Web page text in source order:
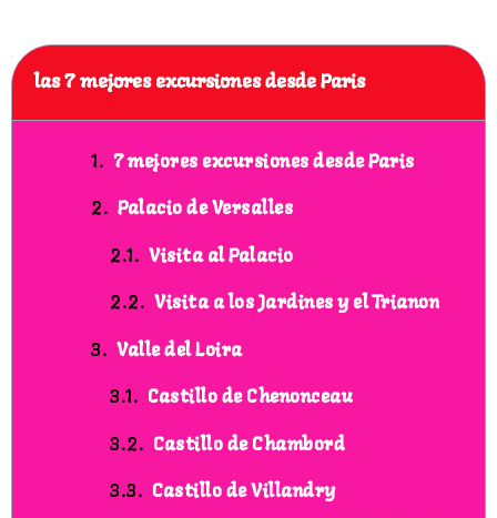
las 7 mejores excursiones desde Paris
7 mejores excursiones desde Paris
Palacio de Versalles
Visita al Palacio
Visita a los Jardines y el Trianon
Valle del Loira
Castillo de Chenonceau
Castillo de Chambord
Castillo de Villandry